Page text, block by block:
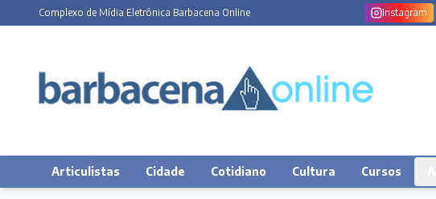
Complexo de Mídia Eletrônica Barbacena Online Instagram
Articulistas Cidade Cotidiano Cultura Cursos